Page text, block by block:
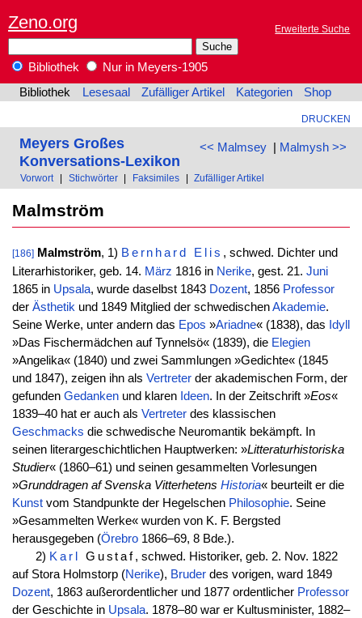
Zeno.org Erweiterte Suche
Bibliothek
Nur in Meyers-1905
Bibliothek
Lesesaal Zufälliger Artikel Kategorien Shop
DRUCKEN
<< Malmsey| Malmysh >>
Meyers Großes
Konversations-Lexikon
Vorwort Stichwörter Faksimiles Zufälliger Artikel
Malmström
[186] Malmström, 1) Bernhard Elis , schwed. Dichter und
Literarhistoriker, geb. 14. März 1816 in Nerike, gest. 21. Juni
1865 in Upsala, wurde daselbst 1843 Dozent, 1856 Professor
der Ästhetikund 1849 Mitglied der schwedischenAkademie.
Seine Werke, unter andern das Epos »Ariadne« (1838), das Idyll
»Das Fischermädchen auf Tynnelsö« (1839), die Elegien
»Angelika« (1840) und zwei Sammlungen »Gedichte« (1845
und 1847), zeigen ihn als Vertreterder akademischen Form, der
gefunden Gedankenund klaren Ideen. In der Zeitschrift »Eos«
1839–40 hat er auch als Vertreterdes klassischen
Geschmacks die schwedische Neuromantik bekämpft. In
seinen literargeschichtlichen Hauptwerken: »Litteraturhistoriska
Studier« (1860–61) und seinen gesammelten Vorlesungen
»Grunddragen af Svenska Vitterhetens Historia« beurteilt er die
Kunstvom Standpunkte der Hegelschen Philosophie. Seine
»Gesammelten Werke« wurden von K. F. Bergsted
herausgegeben (Örebro1866–69, 8 Bde.).
2) Karl Gustaf, schwed. Historiker, geb. 2. Nov. 1822
auf Stora Holmstorp (Nerike), Bruderdes vorigen, ward 1849
Dozent, 1863 außerordentlicher und 1877 ordentlicher Professor
der Geschichte in Upsala. 1878–80 war er Kultusminister, 1882–